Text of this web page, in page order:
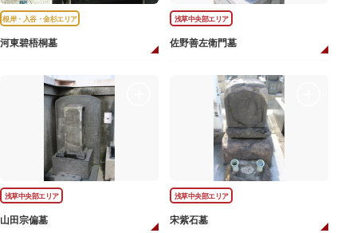
根岸・入谷・金杉エリア
河東碧梧桐墓
浅草中央部エリア
佐野善左衛門墓
浅草中央部エリア
山田宗偏墓
浅草中央部エリア
宋紫石墓